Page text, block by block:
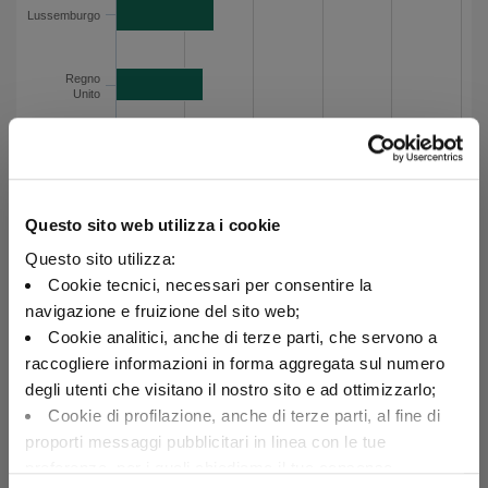
Questo sito web utilizza i cookie
Questo sito utilizza:
Cookie tecnici, necessari per consentire la
navigazione e fruizione del sito web;
Cookie analitici, anche di terze parti, che servono a
raccogliere informazioni in forma aggregata sul numero
degli utenti che visitano il nostro sito e ad ottimizzarlo;
Cookie di profilazione, anche di terze parti, al fine di
proporti messaggi pubblicitari in linea con le tue
Lussemburgo
Regno
Unito
Spagna
Giappone
Altri